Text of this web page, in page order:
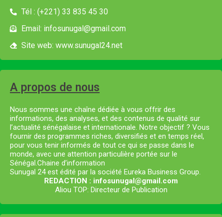
Tél : (+221) 33 835 45 30
Email: infosunugal@gmail.com
Site web: www.sunugal24.net
A propos de nous
Nous sommes une chaîne dédiée à vous offrir des
informations, des analyses, et des contenus de qualité sur
l’actualité sénégalaise et internationale. Notre objectif ? Vous
fournir des programmes riches, diversifiés et en temps réel,
pour vous tenir informés de tout ce qui se passe dans le
monde, avec une attention particulière portée sur le
Sénégal.Chaine d’information
Sunugal 24 est édité par la société Eureka Business Group.
REDACTION : infosunugal@gmail.com
Aliou TOP: Directeur de Publication